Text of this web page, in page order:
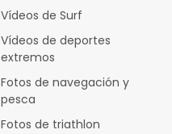
Vídeos de Surf
Vídeos de deportes
extremos
Fotos de navegación y
pesca
Fotos de triathlon